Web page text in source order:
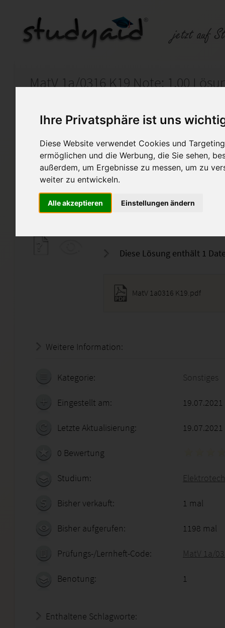
Ihre Privatsphäre ist uns
Diese Website verwendet Cookies und
ermöglichen und die Werbung, die Sie sehen,
außerdem, um Ergebnisse zu messen, um zu
weiter zu entwickeln.
Alle akzeptieren Einstellungen ändern
Auf StudyAid.de verkaufen
Startseite Sonstiges
MatV 1a/0316 K19 Note:
Der Inhalt sollte lediglich als
Eine Übernahme der
Die Verbreitung dieser
Diese Lösung enthält 1
MatV 1a0316 K19.pdf
Weitere Information:
Kategorie: Sonstiges
Eingestellt am:
Letzte Aktualisierung: 19.07.2021
0 Bewertung
Studium:
Bisher verkauft: 1 mal
Bisher aufgerufen: 1198 mal
Prüfungs-/Lernheft-Code: MatV 1a/
Benotung: 1
Enthaltene Schlagworte: